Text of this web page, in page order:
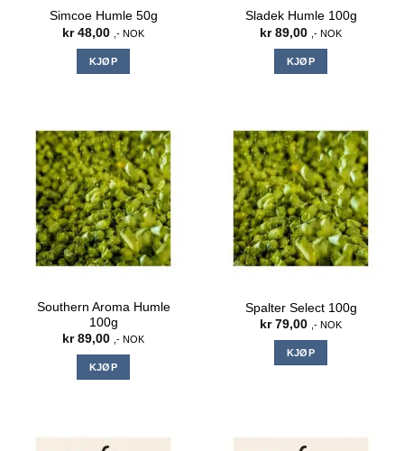
Simcoe Humle 50g
kr48,00 ,- NOK
KJØP
Sladek Humle 100g
kr89,00 ,- NOK
KJØP
Southern Aroma Humle
100g
kr89,00 ,- NOK
KJØP
Spalter Select 100g
kr79,00 ,- NOK
KJØP